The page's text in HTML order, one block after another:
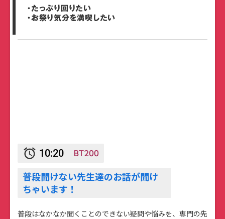
・たっぷり回りたい
・お祭り気分を満喫したい
alarm 10:20 BT200
普段聞けない先生達のお話が聞け
ちゃいます！
普段はなかなか聞くことのできない疑問や悩みを、専門の先